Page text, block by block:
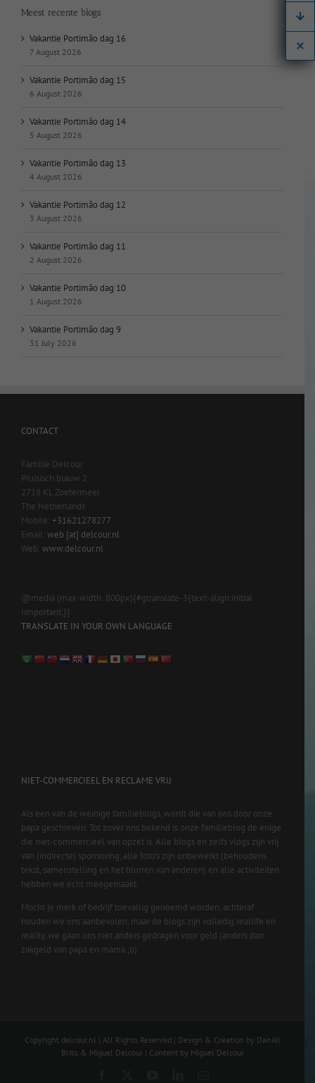
op
datum:
Meest recente blogs
Vakantie Portimão dag 16
7 August 2026
Vakantie Portimão dag 15
6 August 2026
Vakantie Portimão dag 14
5 August 2026
Vakantie Portimão dag 13
4 August 2026
Vakantie Portimão dag 12
3 August 2026
Vakantie Portimão dag 11
2 August 2026
Vakantie Portimão dag 10
1 August 2026
Vakantie Portimão dag 9
31 July 2026
CONTACT
Familie Delcour
Pruisisch blauw 2
2718 KL Zoetermeer
The Netherlands
Mobile: +31621278277
Email: web [at] delcour.nl
Web: www.delcour.nl
@media (max-width: 800px){#gtranslate-3{text-align:initial
!important;}}
TRANSLATE IN YOUR OWN LANGUAGE
NIET-COMMERCIEEL EN RECLAME VRIJ
Als een van de weinige familieblogs, wordt die van ons door onze
papa geschreven. Tot zover ons bekend is onze familieblog de enige
die niet-commercieel van opzet is. Alle blogs en zelfs vlogs zijn vrij
van (indirecte) sponsoring, alle foto’s zijn onbewerkt (behoudens
tekst, samenstelling en het blurren van anderen) en alle activiteiten
hebben we echt meegemaakt.
Mocht je merk of bedrijf toevallig genoemd worden, achteraf
houden we ons aanbevolen, maar de blogs zijn volledig reallife en
reality, we gaan ons niet anders gedragen voor geld (anders dan
zakgeld van papa en mama ;o)
Copyright delcour.nl | All Rights Reserved | Design & Creation by Daniël
Brito & Miguel Delcour | Content by Miguel Delcour